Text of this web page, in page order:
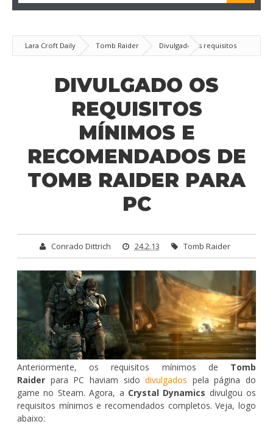
Lara Croft Daily Tomb Raider
Divulgado os requisitos
mínimos e recomendados de Tomb Raider para PC
DIVULGADO OS
REQUISITOS
MÍNIMOS E
RECOMENDADOS DE
TOMB RAIDER PARA
PC
Conrado Dittrich 24.2.13 Tomb Raider
Anteriormente, os requisitos mínimos de Tomb
Raider para PC haviam sidodivulgados pela página do
game no Steam. Agora, a Crystal Dynamics divulgou os
requisitos mínimos e recomendados completos. Veja, logo
abaixo: